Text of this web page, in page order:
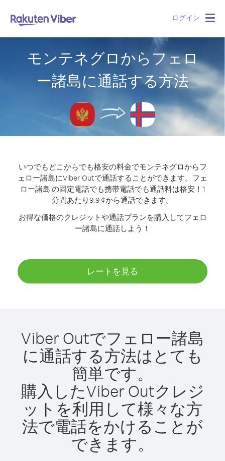
ログイン
モンテネグロからフェロ
ー諸島に通話する方法
いつでもどこからでも格安の料金でモンテネグロからフ
ェロー諸島にViber Outで通話することができます。 フェ
ロー諸島 の固定電話でも携帯電話でも通話料は格安！1
分間あたり9.9 ¢から通話できます。
お得な価格のクレジットや通話プランを購入してフェロ
ー諸島に通話しよう！
レートを見る
Viber Outでフェロー諸島
に通話する方法はとても
簡単です。
購入したViber Outクレジ
ットを利用して様々な方
法で電話をかけることが
できます。